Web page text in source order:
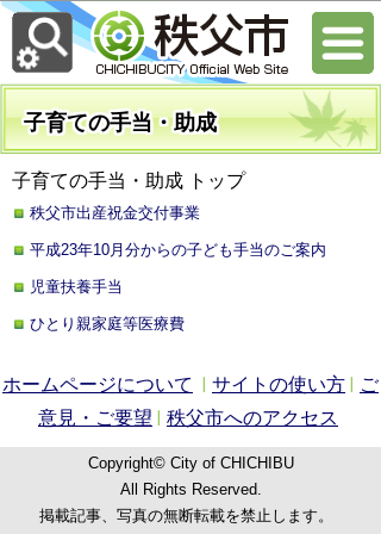
子育ての手当・助成
子育ての手当・助成 トップ
秩父市出産祝金交付事業
平成23年10月分からの子ども手当のご案内
児童扶養手当
ひとり親家庭等医療費
ホームページについて サイトの使い方
ご
意見・ご要望
秩父市へのアクセス
Copyright© City of CHICHIBU
All Rights Reserved.
掲載記事、写真の無断転載を禁止します。